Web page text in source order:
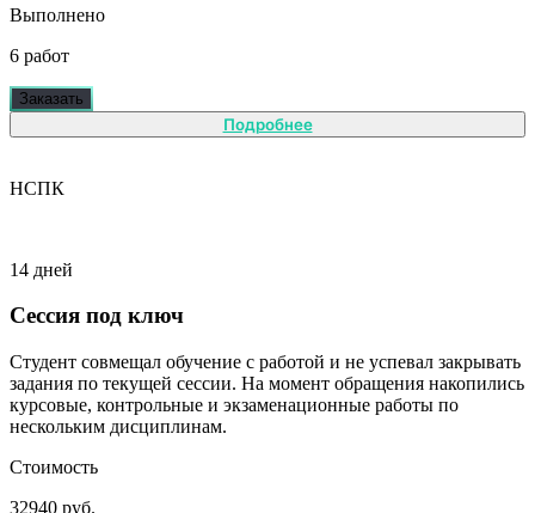
Выполнено
6 работ
Заказать
Подробнее
НСПК
14 дней
Сессия под ключ
Студент совмещал обучение с работой и не успевал закрывать
задания по текущей сессии. На момент обращения накопились
курсовые, контрольные и экзаменационные работы по
нескольким дисциплинам.
Стоимость
32940 руб.